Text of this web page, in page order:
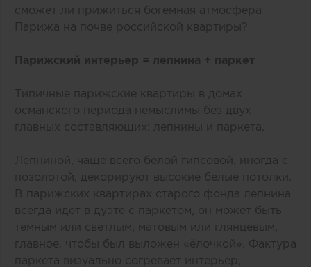
сможет ли прижиться богемная атмосфера
Парижа на почве российской квартиры?
Парижский интерьер = лепнина + паркет
Типичные парижские квартиры в домах
османского периода немыслимы без двух
главных составляющих: лепнины и паркета.
Лепниной, чаще всего белой гипсовой, иногда с
позолотой, декорируют высокие белые потолки.
В парижских квартирах старого фонда лепнина
всегда идет в дуэте с паркетом, он может быть
тёмным или светлым, матовым или глянцевым,
главное, чтобы был выложен «‎ёлочкой». Фактура
паркета визуально согревает интерьер,